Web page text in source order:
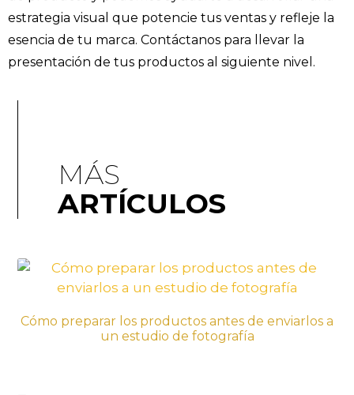
estrategia visual que potencie tus ventas y refleje la
esencia de tu marca. Contáctanos para llevar la
presentación de tus productos al siguiente nivel.​
MÁS
ARTÍCULOS
Cómo preparar los productos antes de enviarlos a
un estudio de fotografía